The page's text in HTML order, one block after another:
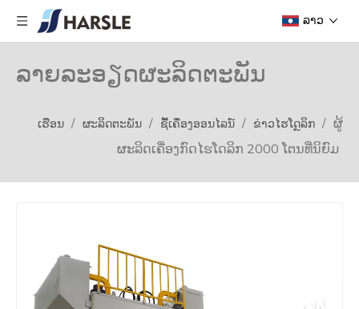
ລາວ
ລາຍລະອຽດຜະລິດຕະພັນ
ເຮືອນ / ຜະລິດຕະພັນ / ຊື້ເຄື່ອງອອນໄລນ໌ / ຂ່າວໄຮໂດຼລິກ / ຜູ້
ຜະລິດເຄື່ອງກົດໄຮໂດລິກ 2000 ໂຕນທີ່ນິຍົມ